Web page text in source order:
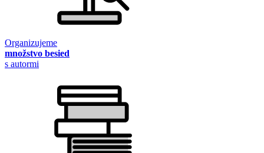
Organizujeme
množstvo besied
s autormi